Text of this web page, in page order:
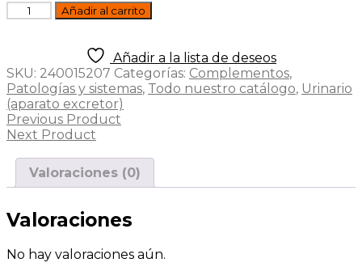
Comprosor
07
renal)
50ml
Soria
Natural
cantidad
Añadir al carrito
Añadir a la lista de deseos
SKU: 240015207 Categorías: Complementos,
Patologías y sistemas, Todo nuestro catálogo, Urinario
(aparato excretor)
Previous Product
Next Product
Valoraciones (0)
Valoraciones
No hay valoraciones aún.